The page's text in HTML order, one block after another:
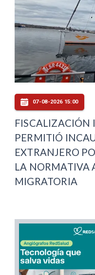
07-08-2026 15:00
FISCALIZACIÓN
PERMITIÓ
EXTRANJERO
LA NORMATIVA
MIGRATORIA